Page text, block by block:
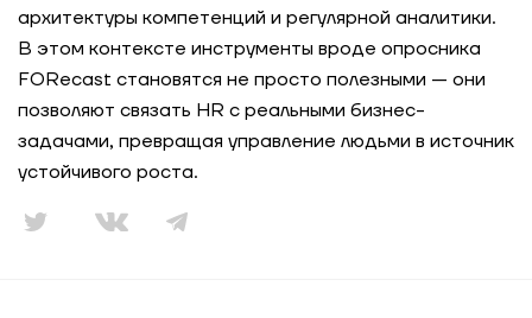
архитектуры компетенций и регулярной аналитики.
В этом контексте инструменты вроде опросника
FORecast становятся не просто полезными — они
позволяют связать HR с реальными бизнес-
задачами, превращая управление людьми в источник
устойчивого роста.